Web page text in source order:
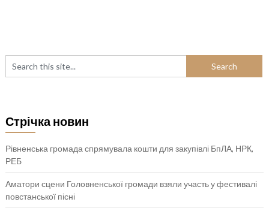
Стрічка новин
Рівненська громада спрямувала кошти для закупівлі БпЛА, НРК,
РЕБ
Аматори сцени Головненської громади взяли участь у фестивалі
повстанської пісні